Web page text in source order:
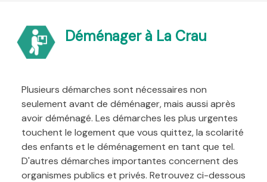
Déménager à La Crau
Plusieurs démarches sont nécessaires non
seulement avant de déménager, mais aussi après
avoir déménagé. Les démarches les plus urgentes
touchent le logement que vous quittez, la scolarité
des enfants et le déménagement en tant que tel.
D'autres démarches importantes concernent des
organismes publics et privés. Retrouvez ci-dessous